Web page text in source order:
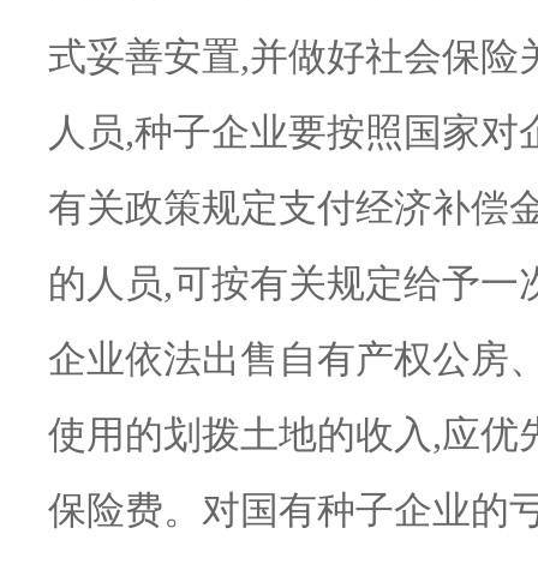
式妥善安置,并做好社会保
人员,种子企业要按照国家
有关政策规定支付经济补偿
的人员,可按有关规定给予
企业依法出售自有产权公房
使用的划拨土地的收入,应
保险费。对国有种子企业的